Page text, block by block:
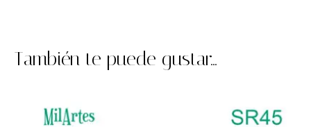
También te puede gustar...